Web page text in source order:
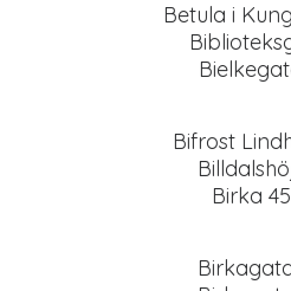
Betula i
Bifrost
Birka